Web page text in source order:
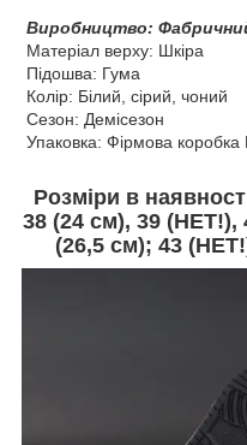
Виробництво:
Матеріал верху: Шкіра
Підошва: Гума
Колір: Білий, сірий, чоний
Сезон: Демісезон
Упаковка: Фірмова коробка
Розміри в
38 (24 см), 39 (НЕТ!),
(26,5 см); 43 (НЕТ!